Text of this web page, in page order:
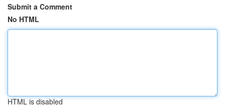
Submit a Comment
No HTML
HTML is disabled